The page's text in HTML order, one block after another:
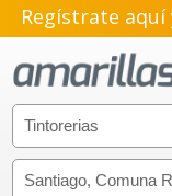
Regístrate